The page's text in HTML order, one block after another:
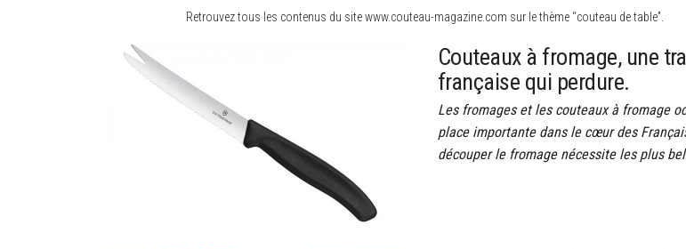
Retrouvez tous les contenus du site www.couteau-magazine.com sur le thème “couteau de table”.
Couteaux à fromage, une
française qui perdure.
Les fromages et les couteaux à fromage
place importante dans le cœur des
découper le fromage nécessite les plus